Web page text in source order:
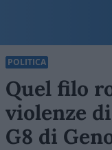
POLITICA
Quel filo
violenze
G8 di